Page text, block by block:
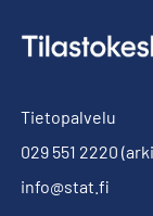
Tietopalvelu
029 551 2220
info@stat.fi